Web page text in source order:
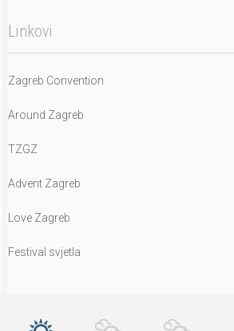
Linkovi
Zagreb Convention
Around Zagreb
TZGZ
Advent Zagreb
Love Zagreb
Festival svjetla